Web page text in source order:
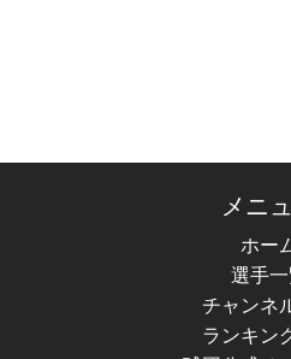
メニ
ホー
選手
チャンネ
ランキン